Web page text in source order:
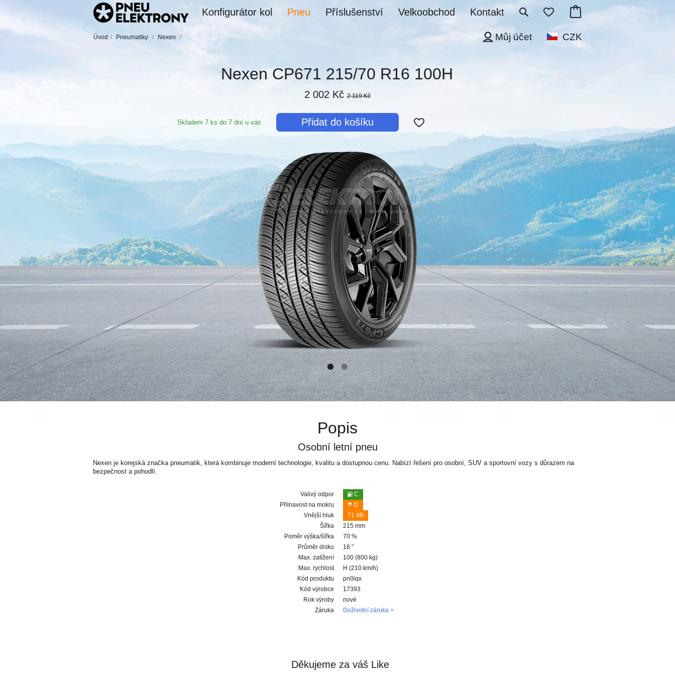
Kontakt
Velkoobchod
Příslušenství
Pneu
Konfigurátor kol
Úvod / Pneumatiky / Nexen / CZK
Můj účet
Nexen CP671 215/70 R16 100H
2 002 Kč 2 119 Kč
Skladem 7 ks do 7 dní u vás Přidat do košíku
Popis
Osobní letní pneu
Nexen je korejská značka pneumatik, která kombinuje moderní technologie, kvalitu a dostupnou cenu. Nabízí řešení pro osobní, SUV a sportovní vozy s důrazem na
bezpečnost a pohodlí.
Valivý odpor
C
Přilnavost na mokru
D
Vnější hluk
71 dB
Šířka
215 mm
Poměr výška/šířka
70 %
Průměr disku
16 "
Max. zatížení
100 (800 kg)
Max. rychlost
H (210 km/h)
Kód produktu
pn0iqx
Kód výrobce
17393
Rok výroby
nové
Záruka
Doživotní záruka >
Děkujeme za váš Like